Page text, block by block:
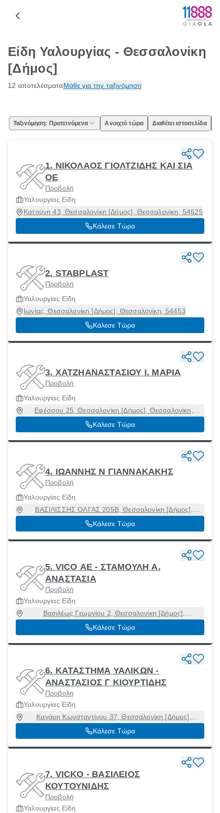
Είδη Υαλουργίας - Θεσσαλονίκη
[Δήμος]
12 αποτελέσματαΜάθε για την ταξινόμηση
Ταξινόμηση: Προτεινόμενα Ανοιχτό τώρα Διαθέτει ιστοσελίδα
1. ΝΙΚΟΛΑΟΣ ΓΙΟΛΤΖΙΔΗΣ ΚΑΙ ΣΙΑ
ΟΕ
Προβολή
Υαλουργίας Είδη
Κατούνη 43, Θεσσαλονίκη [Δήμος], Θεσσαλονίκη, 54625
Κάλεσε Τώρα
2. STABPLAST
Προβολή
Υαλουργίας Είδη
Ιωνίας, Θεσσαλονίκη [Δήμος], Θεσσαλονίκη, 54453
Κάλεσε Τώρα
3. ΧΑΤΖΗΑΝΑΣΤΑΣΙΟΥ I. ΜΑΡΙΑ
Προβολή
Υαλουργίας Είδη
Εφέσσου 25, Θεσσαλονίκη [Δήμος], Θεσσαλονίκη,
54351
Κάλεσε Τώρα
4. ΙΩΑΝΝΗΣ Ν ΓΙΑΝΝΑΚΑΚΗΣ
Προβολή
Υαλουργίας Είδη
ΒΑΣΙΛΙΣΣΗΣ ΟΛΓΑΣ 205Β, Θεσσαλονίκη [Δήμος],
Θεσσαλονίκη, 54646
Κάλεσε Τώρα
5. VICO ΑΕ - ΣΤΑΜΟΥΛΗ Α.
ΑΝΑΣΤΑΣΙΑ
Προβολή
Υαλουργίας Είδη
Βασιλέως Γεωργίου 2, Θεσσαλονίκη [Δήμος],
Θεσσαλονίκη, 54640
Κάλεσε Τώρα
6. ΚΑΤΑΣΤΗΜΑ ΥΑΛΙΚΩΝ -
ΑΝΑΣΤΑΣΙΟΣ Γ ΚΙΟΥΡΤΙΔΗΣ
Προβολή
Υαλουργίας Είδη
Κανάρη Κωνσταντίνου 37, Θεσσαλονίκη [Δήμος],
Θεσσαλονίκη, 35010
Κάλεσε Τώρα
7. VICKO - ΒΑΣΙΛΕΙΟΣ
ΚΟΥΤΟΥΝΙΔΗΣ
Προβολή
Υαλουργίας Είδη